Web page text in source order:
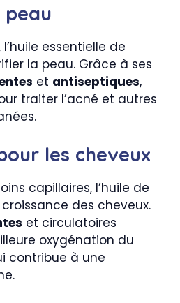
peau
essentielle de
la peau. Grâce à ses
et antiseptiques,
traiter l’acné et autres
les cheveux
capillaires, l’huile de
des cheveux.
et circulatoires
oxygénation du
contribue à une